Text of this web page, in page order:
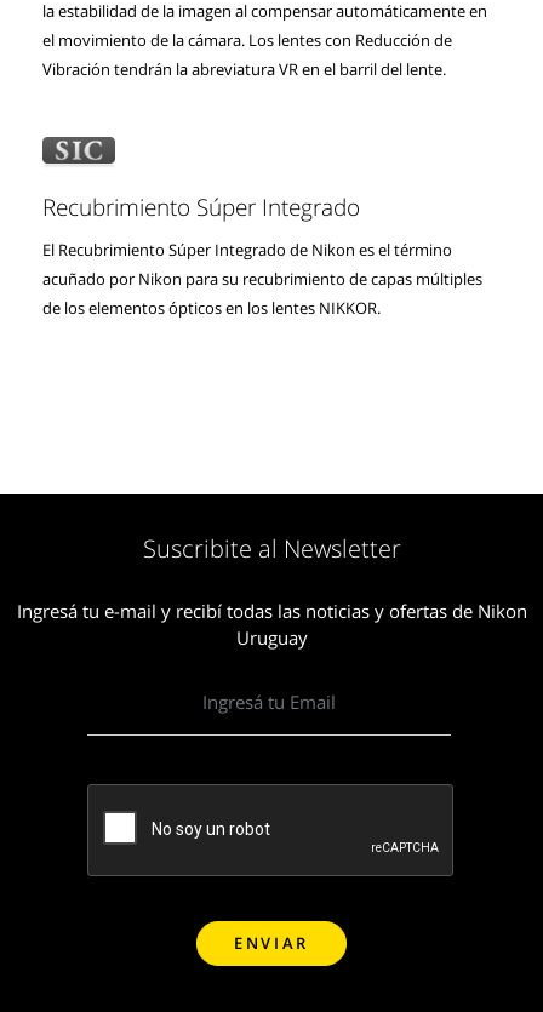
la estabilidad de la imagen al compensar automáticamente en
el movimiento de la cámara. Los lentes con Reducción de
Vibración tendrán la abreviatura VR en el barril del lente.
Recubrimiento Súper Integrado
El Recubrimiento Súper Integrado de Nikon es el término
acuñado por Nikon para su recubrimiento de capas múltiples
de los elementos ópticos en los lentes NIKKOR.
Suscribite al Newsletter
Ingresá tu e-mail y recibí todas las noticias y ofertas de Nikon
Uruguay